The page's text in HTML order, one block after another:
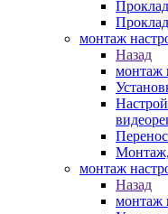
монтаж
Назад
монтаж
монтаж
Назад
монтаж